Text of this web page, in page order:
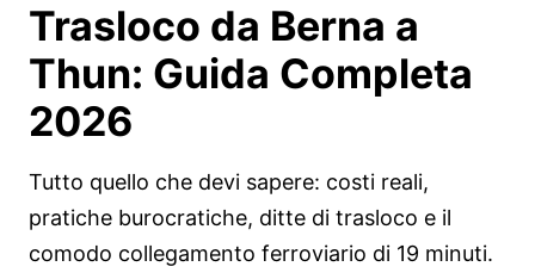
Trasloco da Berna a
Thun: Guida Completa
2026
Tutto quello che devi sapere: costi reali,
pratiche burocratiche, ditte di trasloco e il
comodo collegamento ferroviario di 19 minuti.